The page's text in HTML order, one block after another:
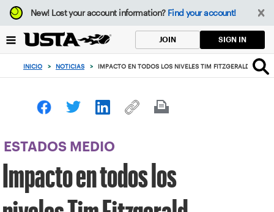
Enfoque
desde
botón
volver
principio
New!Lost your account information? Find your account!
JOIN SIGN IN
INICIO > NOTICIAS > IMPACTO EN TODOS LOS NIVELES TIM FITZGERALD
ESTADOS MEDIO
Impacto en todos los